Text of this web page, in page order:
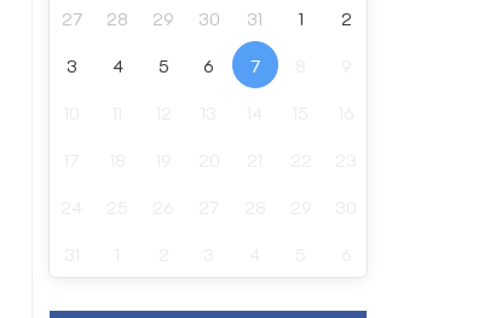
27 28 29 30 31 1 2
3 4 5 6 7